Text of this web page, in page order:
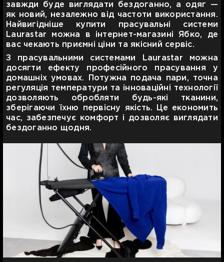
завжди буде виглядати бездоганно, а одяг —
як новий, незалежно від частоти використання.
Найвигідніше купити прасувальні системи
Laurastar можна в інтернет-магазині Ябко, де
вас чекають приємні ціни та якісний сервіс.
З прасувальними системами Laurastar можна
досягти ефекту професійного прасування у
домашніх умовах. Потужна подача пари, точна
регуляція температури та інноваційні технології
дозволяють обробляти будь-які тканини,
зберігаючи їхню первісну якість. Це економить
час, забезпечує комфорт і дозволяє виглядати
бездоганно щодня.